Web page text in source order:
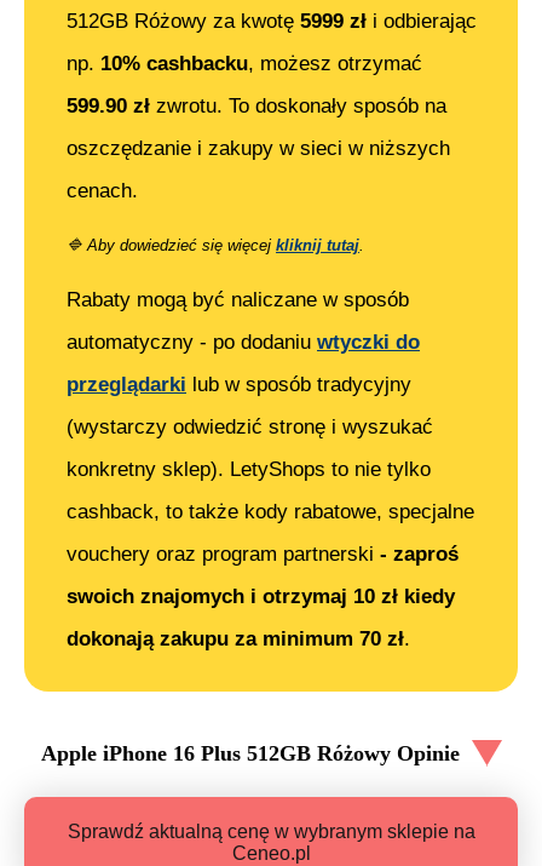
512GB Różowy za kwotę 5999 zł i odbierając
np. 10% cashbacku, możesz otrzymać
599.90 zł zwrotu. To doskonały sposób na
oszczędzanie i zakupy w sieci w niższych
cenach.
🔷 Aby dowiedzieć się więcej kliknij tutaj.
Rabaty mogą być naliczane w sposób
automatyczny - po dodaniu wtyczki do
przeglądarki lub w sposób tradycyjny
(wystarczy odwiedzić stronę i wyszukać
konkretny sklep). LetyShops to nie tylko
cashback, to także kody rabatowe, specjalne
vouchery oraz program partnerski - zaproś
swoich znajomych i otrzymaj 10 zł kiedy
dokonają zakupu za minimum 70 zł.
Apple iPhone 16 Plus 512GB RóżowyOpinie
Sprawdź aktualną cenę w wybranym sklepie na
Ceneo.pl